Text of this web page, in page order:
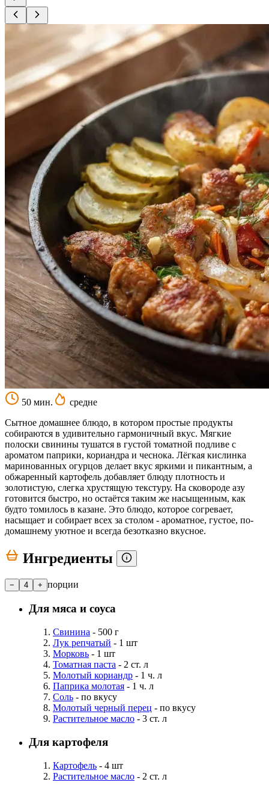
50 мин.
средне
Сытное домашнее блюдо, в котором простые продукты
собираются в удивительно гармоничный вкус. Мягкие
полоски свинины тушатся в густой томатной подливе с
ароматом паприки, кориандра и чеснока. Лёгкая кислинка
маринованных огурцов делает вкус яркими и пикантным, а
обжаренный картофель добавляет блюду плотность и
золотистую, слегка хрустящую текстуру. На сковороде азу
готовится быстро, но остаётся таким же насыщенным, как
будто томилось в казане. Это блюдо, которое согревает,
насыщает и собирает всех за столом - ароматное, густое, по-
домашнему уютное и всегда безотказно вкусное.
Ингредиенты
− 4 + порции
Для мяса и соуса
Свинина - 500 г
Лук репчатый - 1 шт
Морковь - 1 шт
Томатная паста - 2 ст. л
Молотый кориандр - 1 ч. л
Паприка молотая - 1 ч. л
Соль - по вкусу
Молотый черный перец - по вкусу
Растительное масло - 3 ст. л
Для картофеля
Картофель - 4 шт
Растительное масло - 2 ст. л